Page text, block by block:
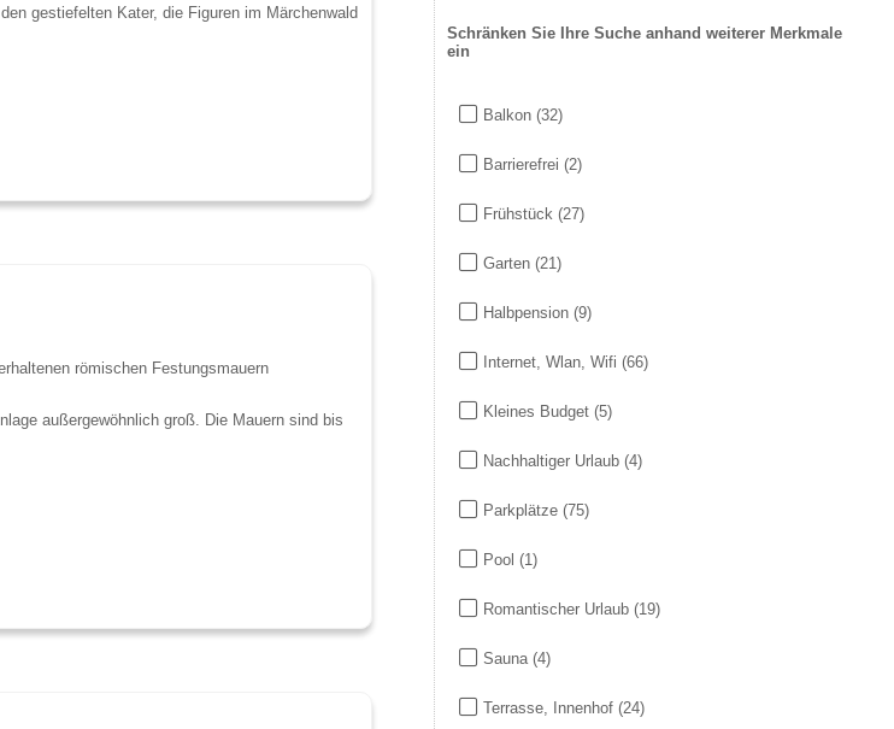
gestiefelten Kater, die Figuren im Märchenwald
römischen Festungsmauern
außergewöhnlich groß. Die Mauern sind bis
Schränken Sie Ihre Suche anhand weiterer Merkmale
ein
Balkon (32)
Barrierefrei (2)
Frühstück (27)
Garten (21)
Halbpension (9)
Internet, Wlan, Wifi (66)
Kleines Budget (5)
Nachhaltiger Urlaub (4)
Parkplätze (75)
Pool (1)
Romantischer Urlaub (19)
Sauna (4)
Terrasse, Innenhof (24)